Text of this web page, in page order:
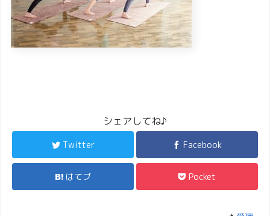
シェアしてね♪
Twitter Facebook
はてブ Pocket